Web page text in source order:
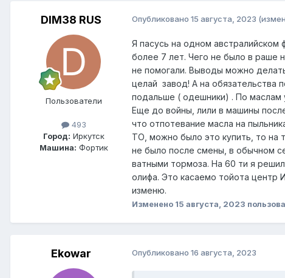
DIM38 RUS
Пользователи
493
Город: Иркутск
Машина: Фортик
Опубликовано 15 августа, 2023
Я пасусь на одном
более 7 лет. Чего не было в раше
не помогали. Выводы можно
целай завод! А на обязательства
подальше ( одешники) . По маслам
Еще до войны, лили в машины
что отпотевание масла на
ТО, можно было это купить, то на
не было после смены, в обычном
ватными тормоза. На 60 ти я
олифа. Это касаемо тойота центр
изменю.
Изменено 15 августа, 2023
Ekowar Опубликовано 16 августа, 2023